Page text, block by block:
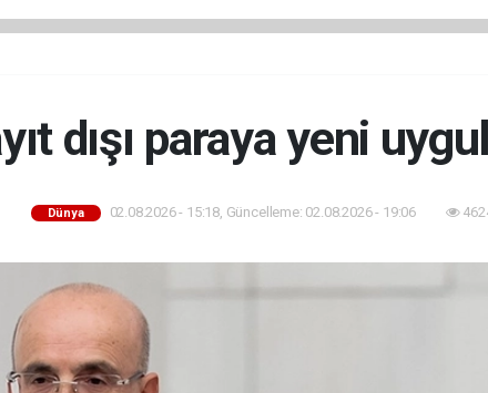
dışı paraya yeni
Dünya 02.08.2026 - 15:18, Güncelleme: 02.08.2026 - 19:06